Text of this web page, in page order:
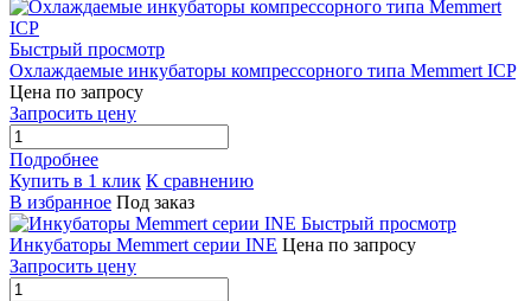
Быстрый просмотр
Охлаждаемые инкубаторы компрессорного типа Memmert ICP
Цена по запросу
Запросить цену
Подробнее
Купить в 1 клик К сравнению
В избранное Под заказ
Быстрый просмотр
Инкубаторы Memmert серии INE Цена по запросу
Запросить цену